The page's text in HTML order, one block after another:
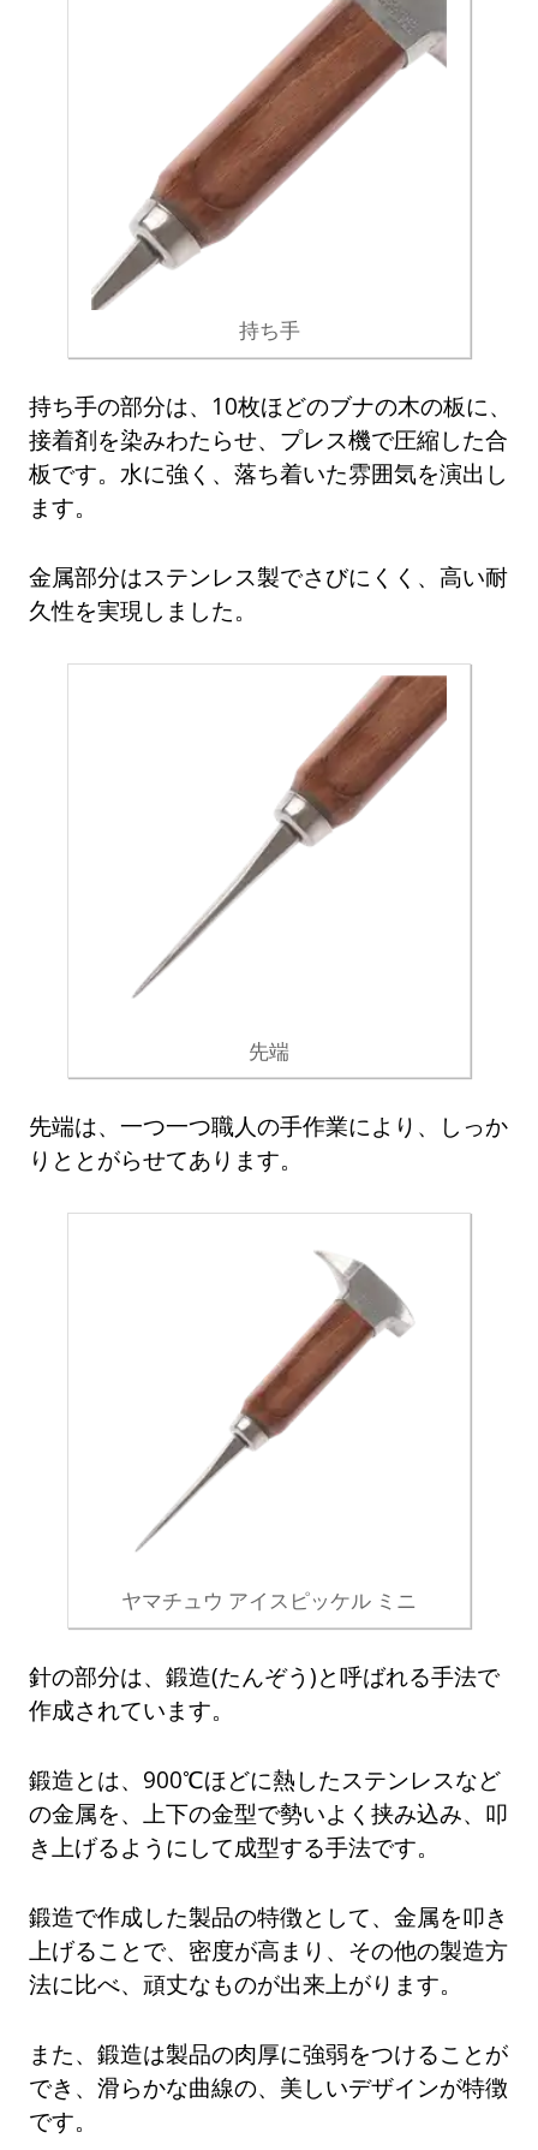
持ち手
持ち手の部分は、10枚ほどのブナの木の板に、
接着剤を染みわたらせ、プレス機で圧縮した合
板です。水に強く、落ち着いた雰囲気を演出し
ます。
金属部分はステンレス製でさびにくく、高い耐
久性を実現しました。
先端
先端は、一つ一つ職人の手作業により、しっか
りととがらせてあります。
ヤマチュウ アイスピッケル ミニ
針の部分は、鍛造(たんぞう)と呼ばれる手法で
作成されています。
鍛造とは、900℃ほどに熱したステンレスなど
の金属を、上下の金型で勢いよく挟み込み、叩
き上げるようにして成型する手法です。
鍛造で作成した製品の特徴として、金属を叩き
上げることで、密度が高まり、その他の製造方
法に比べ、頑丈なものが出来上がります。
また、鍛造は製品の肉厚に強弱をつけることが
でき、滑らかな曲線の、美しいデザインが特徴
です。